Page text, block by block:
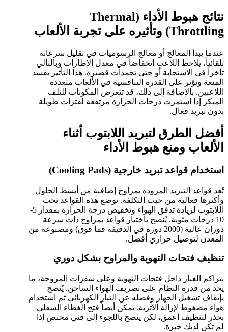
نتائج هبوط الأداء (Thermal
Throttling) وتأثيره على تجربة الألعاب
عندما يبدأ المعالج أو معالج الرسوميات في تقليل سرعاته
تلقائياً، يلاحظ اللاعب انخفاضاً في معدل الإطارات وبالتالي
تأخراً في الاستجابة أو حتى تجمدات قصيرة. هذا التأثير يفسد
المتعة ويؤثر على القدرة التنافسية في الألعاب متعددة
اللاعبين. بالإضافة إلى ذلك، قد تتعرض المكونات للتلف
المبكر إذا استمرت درجات الحرارة مرتفعة لفترات طويلة
بدون تبريد فعال.
أفضل الطرق لتبريد اللابتوب أثناء
الألعاب ومنع هبوط الأداء
استخدام قواعد تبريد خارجية (Cooling Pads)
تُعد قواعد التبريد المزودة بمراوح إضافية من أبسط الحلول
وأكثرها فعالية من حيث التكلفة. توضع هذه القواعد تحت
اللابتوب لزيادة تدفق الهواء وتخفيض درجة الحرارة بمقدار 5-
10 درجات مئوية. يُنصح باختيار قواعد بمراوح ذات سرعة
دوران عالية (2000 دورة في الدقيقة فما فوق) ومصنوعة من
المعدن لتوصيل حراري أفضل.
تنظيف فتحات التهوية والمراوح بشكل دوري
يتراكم الغبار داخل فتحات التهوية وعلى شفرات المروحة، ما
يحد من قدرة النظام على تصريف الهواء الساخن. يُنصح
بإيقاف تشغيل الجهاز وفصله عن التيار الكهربائي ثم استخدام
هواء مضغوط لإزالة الأتربة. يمكن أيضاً فتح الغطاء السفلي
بحذر لتنظيف أعمق، لكن ينصح باللجوء إلى فني مختص إذا
لم تكن لديك خبرة.